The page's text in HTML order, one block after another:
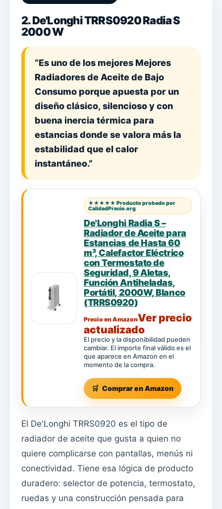
2. De'Longhi TRRS0920 Radia S
2000 W
“Es uno de los mejores Mejores
Radiadores de Aceite de Bajo
Consumo porque apuesta por un
diseño clásico, silencioso y con
buena inercia térmica para
estancias donde se valora más la
estabilidad que el calor
instantáneo.”
★★★★★ Producto probado por
CalidadPrecio.org
De'Longhi Radia S –
Radiador de Aceite para
Estancias de Hasta 60
m³, Calefactor Eléctrico
con Termostato de
Seguridad, 9 Aletas,
Función Antiheladas,
Portátil, 2000W, Blanco
(TRRS0920)
Precio en AmazonVer precio
actualizado
El precio y la disponibilidad pueden
cambiar. El importe final válido es el
que aparece en Amazon en el
momento de la compra.
Comprar en Amazon
El De'Longhi TRRS0920 es el tipo de
radiador de aceite que gusta a quien no
quiere complicarse con pantallas, menús ni
conectividad. Tiene esa lógica de producto
duradero: selector de potencia, termostato,
ruedas y una construcción pensada para